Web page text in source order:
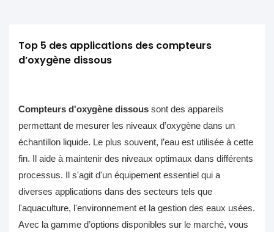
Top 5 des applications des compteurs
d’oxygène dissous
Compteurs d'oxygène dissous sont des appareils
permettant de mesurer les niveaux d’oxygène dans un
échantillon liquide. Le plus souvent, l’eau est utilisée à cette
fin. Il aide à maintenir des niveaux optimaux dans différents
processus. Il s'agit d'un équipement essentiel qui a
diverses applications dans des secteurs tels que
l'aquaculture, l'environnement et la gestion des eaux usées.
Avec la gamme d’options disponibles sur le marché, vous